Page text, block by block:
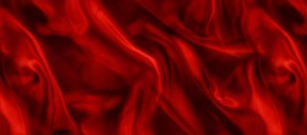
Jeg vil vente ved telefonen
Juleaftens alfabet
Julefest - bjældeklang
Julemanden er kommet til byen
Julen har bragt
Julen har englelyd